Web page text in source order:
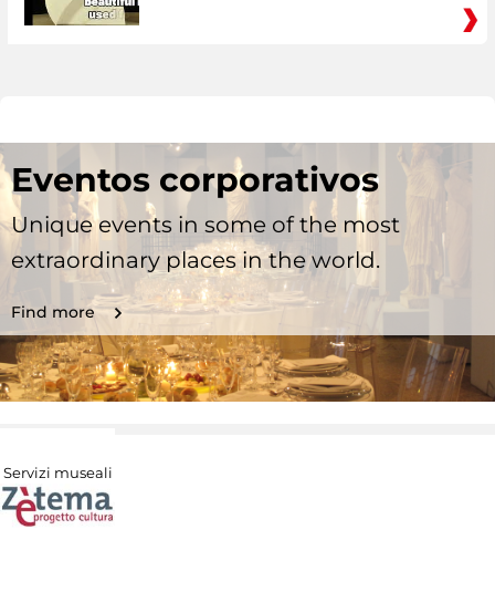
Eventos corporativos
Unique events in some of the most
extraordinary places in the world.
Find more
Servizi museali